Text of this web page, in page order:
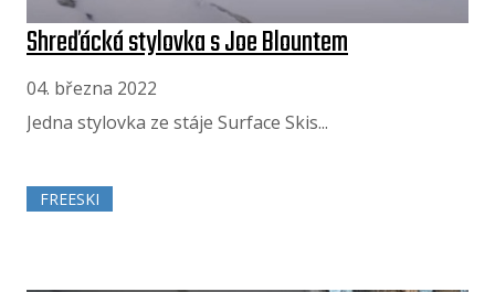
Shreďácká stylovka s Joe Blountem
04. března 2022
Jedna stylovka ze stáje Surface Skis...
FREESKI